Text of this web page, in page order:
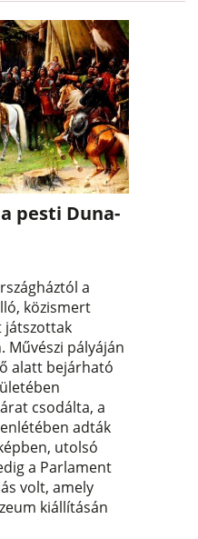
pesti Duna-
a
közismert
játszottak
Művészi pályáján
alatt bejárható
csodálta, a
adták
utolsó
a Parlament
volt, amely
kiállításán